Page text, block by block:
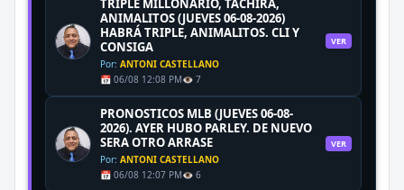
TRIPLE MILLONARIO, TACHIRA,
ANIMALITOS (JUEVES 06-08-2026)
HABRÁ TRIPLE, ANIMALITOS. CLI Y
CONSIGA
Por: ANTONI CASTELLANO
📅 06/08 12:08 PM👁️ 7
VER
PRONOSTICOS MLB (JUEVES 06-08-
2026). AYER HUBO PARLEY. DE NUEVO
SERA OTRO ARRASE
Por: ANTONI CASTELLANO
📅 06/08 12:07 PM👁️ 6
VER